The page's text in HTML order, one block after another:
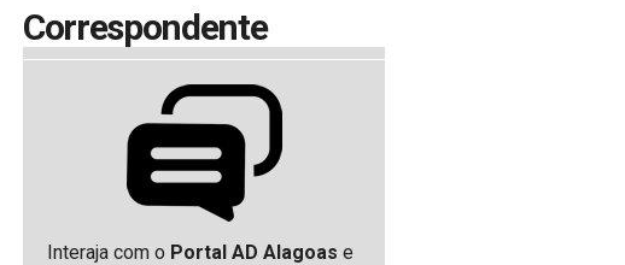
Correspondente
Interaja com o Portal AD Alagoas e